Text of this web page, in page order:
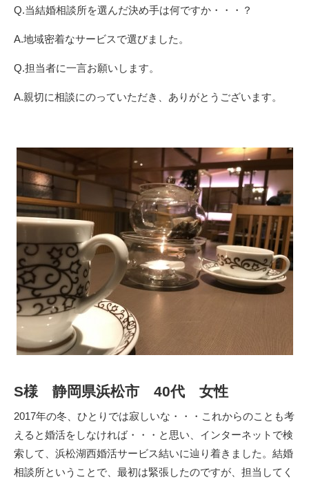
Q.当結婚相談所を選んだ決め手は何ですか・・・？
A.地域密着なサービスで選びました。
Q.担当者に一言お願いします。
A.親切に相談にのっていただき、ありがとうございます。
S様 静岡県浜松市 40代 女性
2017年の冬、ひとりでは寂しいな・・・これからのことも考
えると婚活をしなければ・・・と思い、インターネットで検
索して、浜松湖西婚活サービス結いに辿り着きました。結婚
相談所ということで、最初は緊張したのですが、担当してく